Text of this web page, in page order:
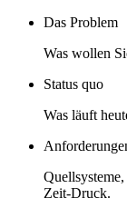
Das Problem
Was wollen
Status quo
Was läuft
Zeit-Druck.